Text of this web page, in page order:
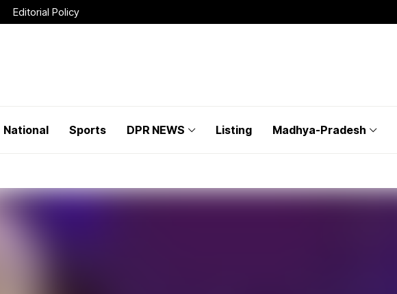
Editorial Policy
National Sports DPR NEWS Listing Madhya-Pradesh